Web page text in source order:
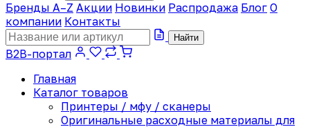
Бренды A–Z Акции Новинки Распродажа Блог О
компании Контакты
Найти
B2B-портал
Главная
Каталог товаров
Принтеры / мфу / сканеры
Оригинальные расходные материалы для